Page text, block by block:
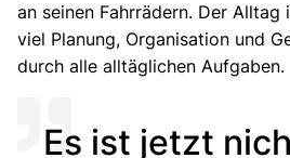
an seinen Fahrrädern. Der Alltag
viel Planung, Organisation und
durch alle alltäglichen Aufgaben.
Es ist jetzt